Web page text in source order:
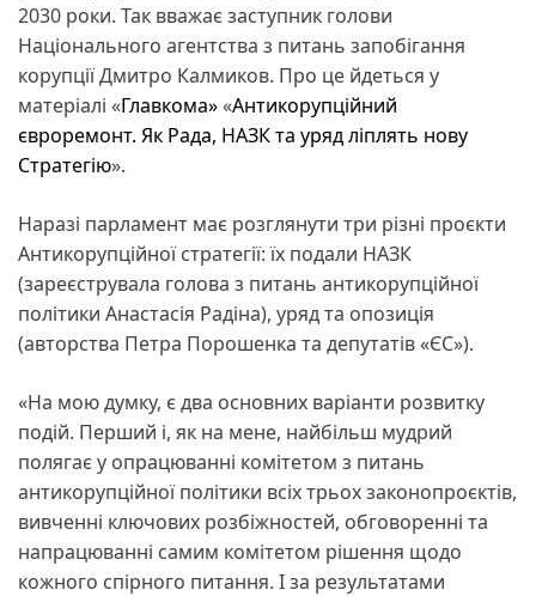
2030 роки. Так вважає заступник голови
Національного агентства з питань запобігання
корупції Дмитро Калмиков. Про це йдеться у
матеріалі «Главкома»«Антикорупційний
євроремонт. Як Рада, НАЗК та уряд ліплять нову
Стратегію».
Наразі парламент має розглянути три різні проєкти
Антикорупційної стратегії: їх подали НАЗК
(зареєструвала голова з питань антикорупційної
політики Анастасія Радіна), уряд та опозиція
(авторства Петра Порошенка та депутатів «ЄС»).
«На мою думку, є два основних варіанти розвитку
подій. Перший і, як на мене, найбільш мудрий
полягає у опрацюванні комітетом з питань
антикорупційної політики всіх трьох законопроєктів,
вивченні ключових розбіжностей, обговоренні та
напрацюванні самим комітетом рішення щодо
кожного спірного питання. І за результатами